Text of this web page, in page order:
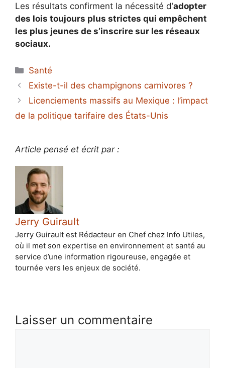
Les résultats confirment la nécessité d’adopter
des lois toujours plus strictes qui empêchent
les plus jeunes de s’inscrire sur les réseaux
sociaux.
Catégories
Santé
Existe-t-il des champignons carnivores ?
Licenciements massifs au Mexique : l’impact
de la politique tarifaire des États-Unis
Article pensé et écrit par :
Jerry Guirault
Jerry Guirault est Rédacteur en Chef chez Info Utiles,
où il met son expertise en environnement et santé au
service d’une information rigoureuse, engagée et
tournée vers les enjeux de société.
Laisser un commentaire